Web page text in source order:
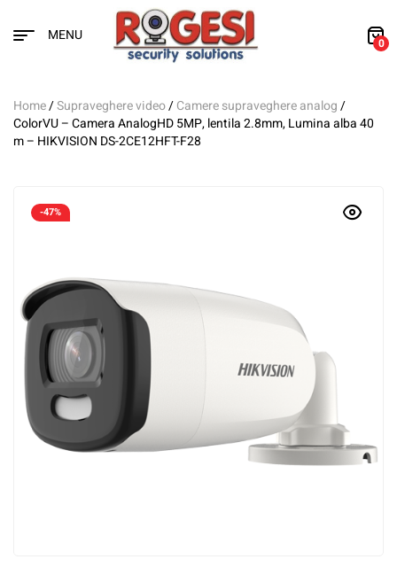
MENU 0
Home/Supraveghere video/Camere supraveghere analog/
ColorVU – Camera AnalogHD 5MP, lentila 2.8mm, Lumina alba 40
m – HIKVISION DS-2CE12HFT-F28
-47%